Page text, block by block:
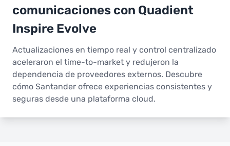
comunicaciones con Quadient
Inspire Evolve
Actualizaciones en tiempo real y control centralizado
aceleraron el time-to-market y redujeron la
dependencia de proveedores externos. Descubre
cómo Santander ofrece experiencias consistentes y
seguras desde una plataforma cloud.